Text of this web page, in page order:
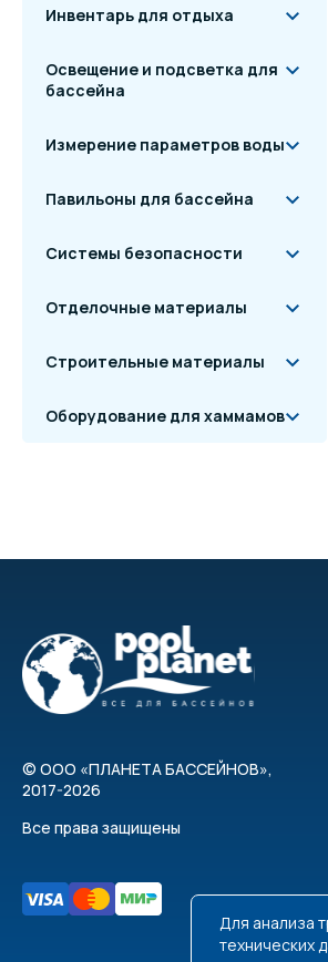
Инвентарь для отдыха
Освещение и подсветка для
бассейна
Измерение параметров воды
Павильоны для бассейна
Системы безопасности
Отделочные материалы
Строительные материалы
Оборудование для хаммамов
© ООО «ПЛАНЕТА БАССЕЙНОВ»,
2017-2026
Все права защищены
Для анализа
технических